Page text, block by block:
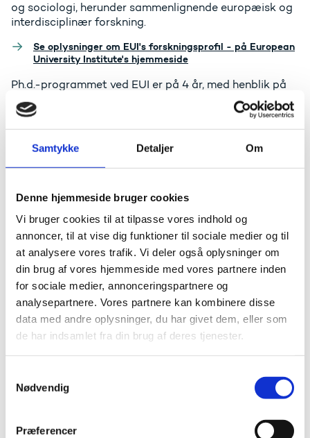
Samtykke Detaljer Om
Denne hjemmeside bruger cookies
Vi bruger cookies til at tilpasse vores indhold og
annoncer, til at vise dig funktioner til sociale medier og til
at analysere vores trafik. Vi deler også oplysninger om
din brug af vores hjemmeside med vores partnere inden
for sociale medier, annonceringspartnere og
analysepartnere. Vores partnere kan kombinere disse
data med andre oplysninger, du har givet dem, eller som
de har indsamlet fra din brug af deres tjenester.
Nødvendig
Præferencer
og sociologi, herunder sammenlignende europæisk og
interdisciplinær forskning.
Se oplysninger om EUI's forskningsprofil - på European
University Institute's hjemmeside
Ph.d.-programmet ved EUI er på 4 år, med henblik på
opnåelse af en ph.d.-grad.Instituttet tilbyder endvidere
et etårigt uddannelsesforløb, som fører til en master-
grad (LLM) i komparativ europæisk og international
retsvidenskab.
Læs om uddannelsesprogrammerne ved EUI - på
Fra dansk side oprettes 4 stillinger til gennemførelse
af ph.d.-studiet ved EUI. Disse stillinger aflønnes i
henhold til overenskomsten mellem Finansministeriet
og Akademikerne.
Lyder det som noget for dig?
Lukket for ansøgning- Ansøgningsproceduren
åbner den 1. november 2025, og din ansøgning skal
senestden 15. januar 2026